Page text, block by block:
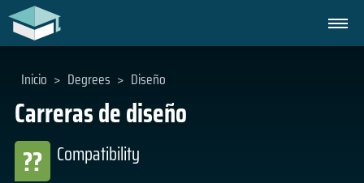
Carreras de diseño
Compatibility
??
Inicio > Degrees > Diseño